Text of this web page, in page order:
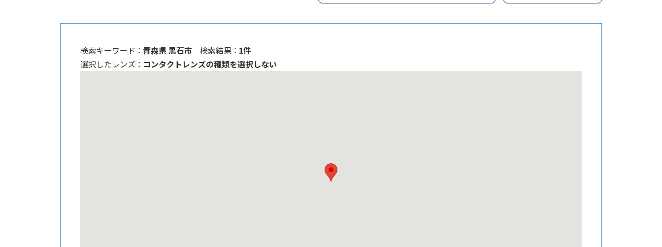
検索キーワード ： 青森県 黒石市 検索結果 ： 1件
選択したレンズ ： コンタクトレンズの種類を選択しない